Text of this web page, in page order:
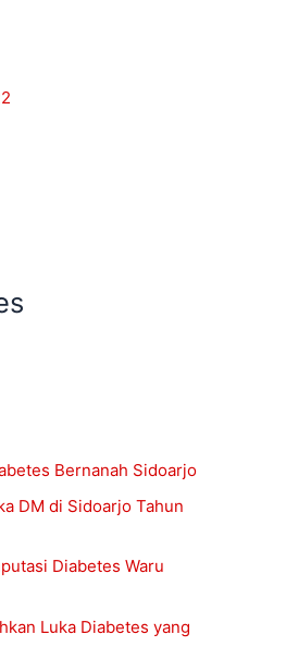
Bernanah Sidoarjo
DM di Sidoarjo Tahun
Diabetes Waru
Luka Diabetes yang